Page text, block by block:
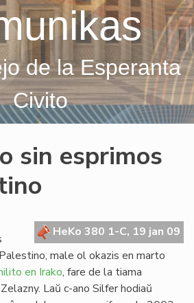
de la Esperanta
Civito
sin esprimos
HeKo 380 1-C, 19 jan 09
male ol okazis en marto
en Irako, fare de la tiama
Laŭ c-ano Silfer hodiaŭ